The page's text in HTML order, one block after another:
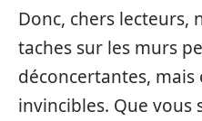
Donc, chers lecteurs,
taches sur les murs
déconcertantes, mais
invincibles. Que vous